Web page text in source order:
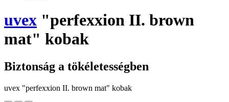
uvex "perfexxion II. brown
mat" kobak
Biztonság a tökéletességben
uvex "perfexxion II. brown mat" kobak